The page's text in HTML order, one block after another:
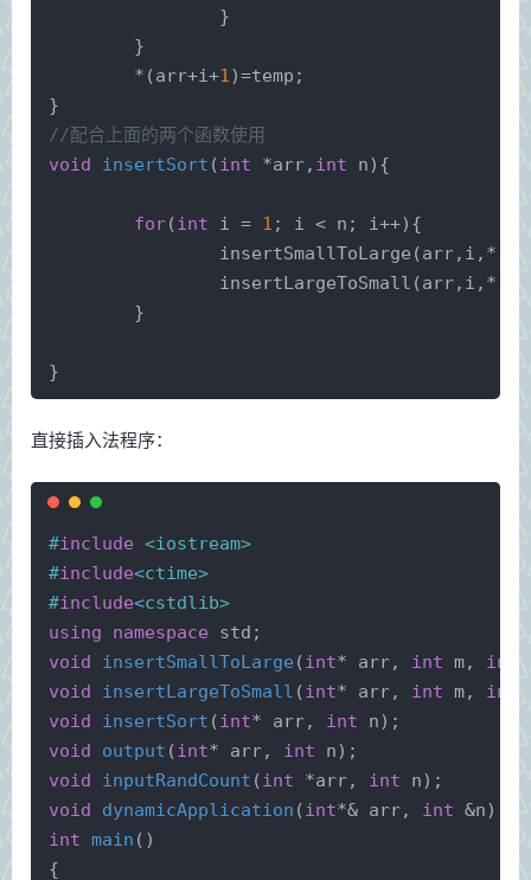
		}
	}
	*(arr+i+
1)=temp;
}
//配合上面的两个函数使用
void
insertSort (int *arr, int n) {
for(int i = 1 ; i < n; i++){
insertSmallToLarge
insertLargeToSmall
	}
}
直接插入法程序：
#include <iostream>
#include<ctime>
#include<cstdlib>
using
namespace std;
void
insertSmallToLarge (int* arr, int m, int
void
insertLargeToSmall (int* arr, int m, int
void
insertSort (int* arr, int n) ;
void
output (int* arr, int n) ;
void
inputRandCount (int *arr, int n) ;
void
dynamicApplication (int*& arr, int &n)
int main ()
{